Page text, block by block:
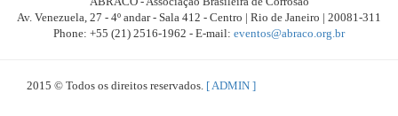
Av. Venezuela, 27 - 4º andar - Sala 412 - Centro | Rio de Janeiro | 20081-311
Phone: +55 (21) 2516-1962 - E-mail: eventos@abraco.org.br
2015 © Todos os direitos reservados. [ ADMIN ]